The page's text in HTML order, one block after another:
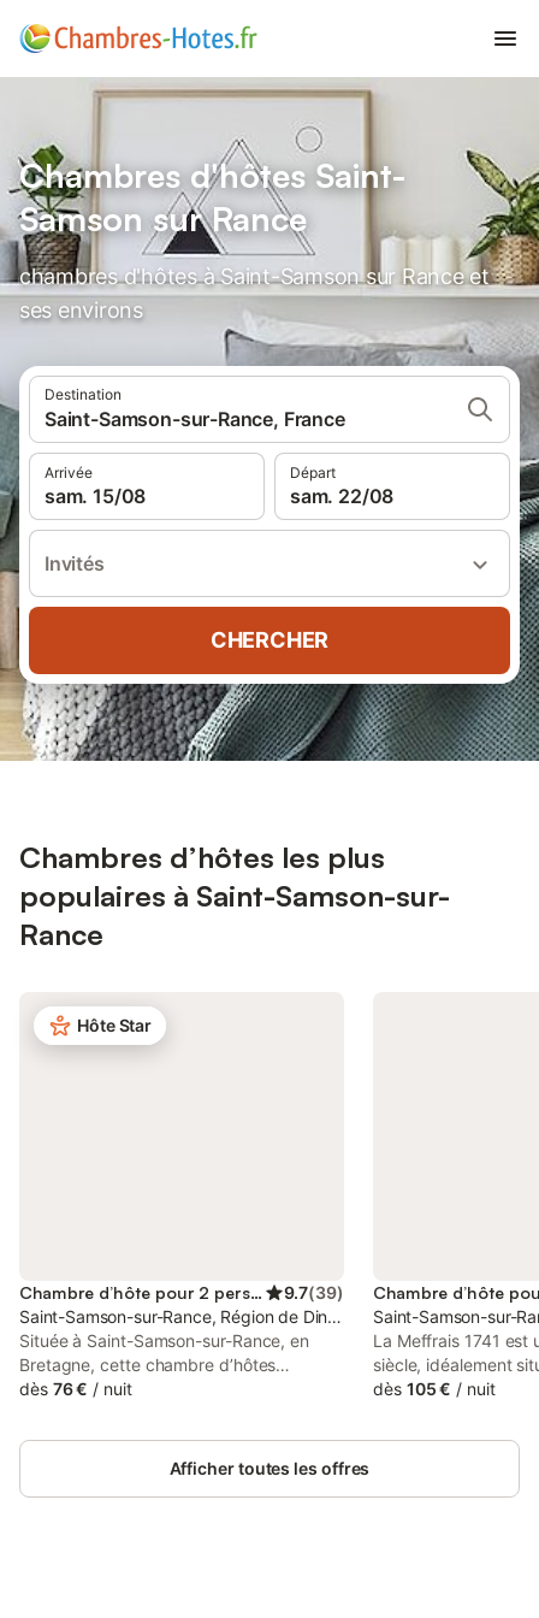
Chambres d'hôtes Saint-
Samson sur Rance
chambres d'hôtes à Saint-Samson sur Rance et
ses environs
Destination
Saint-Samson-sur-Rance, France
Arrivée
sam. 15/08
Départ
sam. 22/08
Invités
CHERCHER
Chambres d’hôtes les plus
populaires à Saint-Samson-sur-
Rance
Hôte Star
Chambre d’hôte pour 2 personnes 9.7(39)
Saint-Samson-sur-Rance, Région de Dinan
Située à Saint-Samson-sur-Rance, en
Bretagne, cette chambre d’hôtes
chaleureuse de 14 m² accueille jusqu’à 2
chambre confortable et d’une salle de
bain privative avec toilettes séparées.
dès 76 € / nuit
Saint-Samson-sur-
La Meffrais 1741 est
siècle, idéalement
Dinan, dans un
touristiques et des
dès 105 € / nuit
Afficher toutes les offres